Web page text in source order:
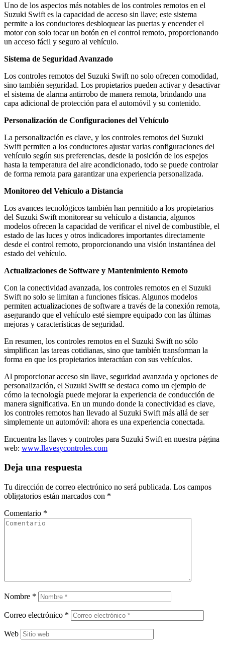
Uno de los aspectos más notables de los controles remotos en el
Suzuki Swift es la capacidad de acceso sin llave; este sistema
permite a los conductores desbloquear las puertas y encender el
motor con solo tocar un botón en el control remoto, proporcionando
un acceso fácil y seguro al vehículo.
Sistema de Seguridad Avanzado
Los controles remotos del Suzuki Swift no solo ofrecen comodidad,
sino también seguridad. Los propietarios pueden activar y desactivar
el sistema de alarma antirrobo de manera remota, brindando una
capa adicional de protección para el automóvil y su contenido.
Personalización de Configuraciones del Vehículo
La personalización es clave, y los controles remotos del Suzuki
Swift permiten a los conductores ajustar varias configuraciones del
vehículo según sus preferencias, desde la posición de los espejos
hasta la temperatura del aire acondicionado, todo se puede controlar
de forma remota para garantizar una experiencia personalizada.
Monitoreo del Vehículo a Distancia
Los avances tecnológicos también han permitido a los propietarios
del Suzuki Swift monitorear su vehículo a distancia, algunos
modelos ofrecen la capacidad de verificar el nivel de combustible, el
estado de las luces y otros indicadores importantes directamente
desde el control remoto, proporcionando una visión instantánea del
estado del vehículo.
Actualizaciones de Software y Mantenimiento Remoto
Con la conectividad avanzada, los controles remotos en el Suzuki
Swift no solo se limitan a funciones físicas. Algunos modelos
permiten actualizaciones de software a través de la conexión remota,
asegurando que el vehículo esté siempre equipado con las últimas
mejoras y características de seguridad.
En resumen, los controles remotos en el Suzuki Swift no sólo
simplifican las tareas cotidianas, sino que también transforman la
forma en que los propietarios interactúan con sus vehículos.
Al proporcionar acceso sin llave, seguridad avanzada y opciones de
personalización, el Suzuki Swift se destaca como un ejemplo de
cómo la tecnología puede mejorar la experiencia de conducción de
manera significativa. En un mundo donde la conectividad es clave,
los controles remotos han llevado al Suzuki Swift más allá de ser
simplemente un automóvil: ahora es una experiencia conectada.
Encuentra las llaves y controles para Suzuki Swift en nuestra página
web: www.llavesycontroles.com
Deja una respuesta
Tu dirección de correo electrónico no será publicada. Los campos
obligatorios están marcados con *
Comentario *
Nombre *
Correo electrónico *
Web